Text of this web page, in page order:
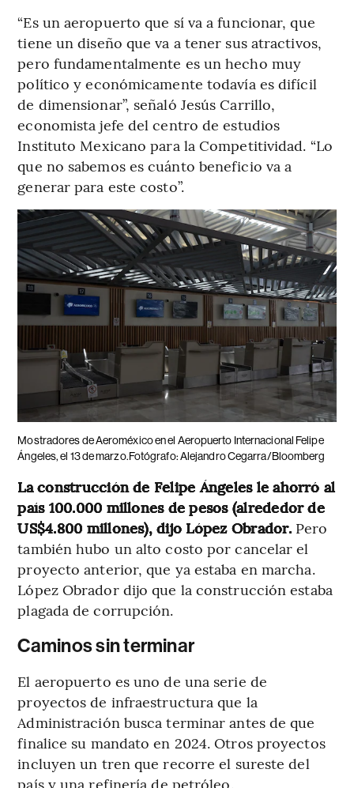
“Es un aeropuerto que sí va a funcionar, que
tiene un diseño que va a tener sus atractivos,
pero fundamentalmente es un hecho muy
político y económicamente todavía es difícil
de dimensionar”, señaló Jesús Carrillo,
economista jefe del centro de estudios
Instituto Mexicano para la Competitividad. “Lo
que no sabemos es cuánto beneficio va a
generar para este costo”.
Mostradores de Aeroméxico en el Aeropuerto Internacional Felipe
Ángeles, el 13 de marzo.Fotógrafo: Alejandro Cegarra/Bloomberg
La construcción de Felipe Ángeles le ahorró al
país 100.000 millones de pesos (alrededor de
US$4.800 millones), dijo López Obrador.Pero
también hubo un alto costo por cancelar el
proyecto anterior, que ya estaba en marcha.
López Obrador dijo que la construcción estaba
plagada de corrupción.
Caminos sin terminar
El aeropuerto es uno de una serie de
proyectos de infraestructura que la
Administración busca terminar antes de que
finalice su mandato en 2024. Otros proyectos
incluyen un tren que recorre el sureste del
país y una refinería de petróleo.